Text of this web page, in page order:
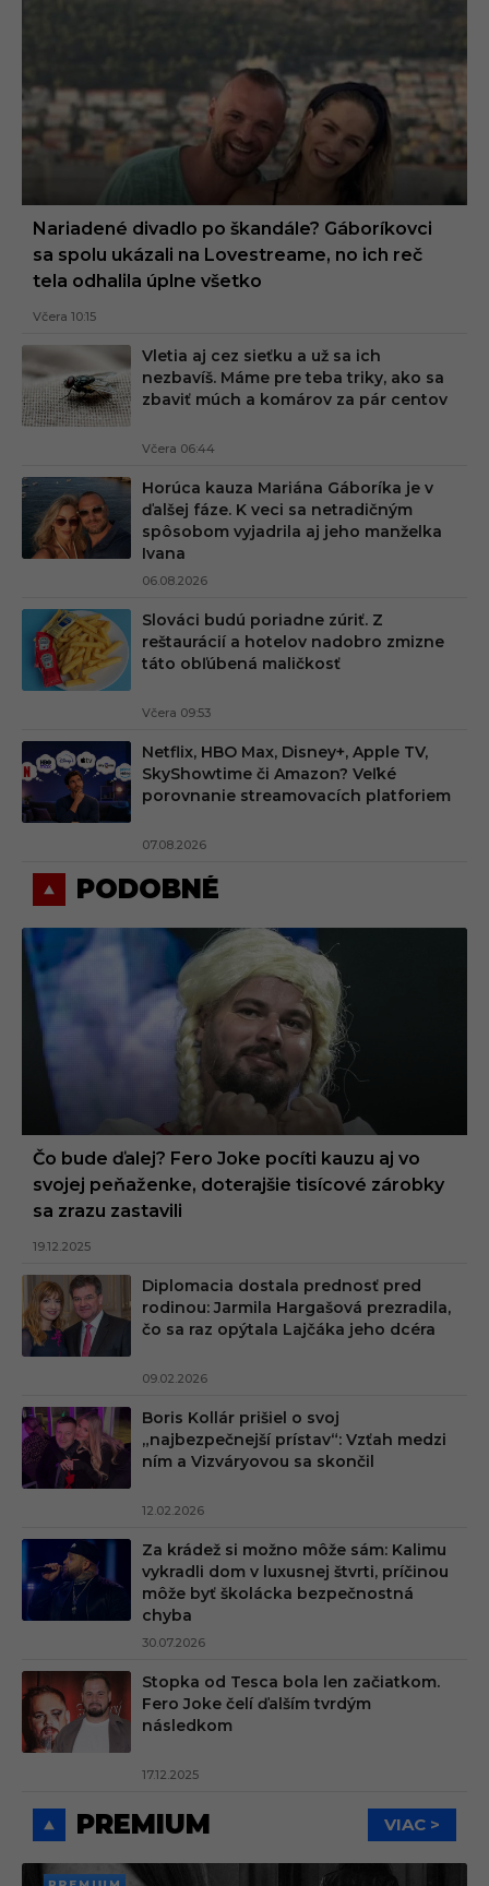
Nariadené divadlo po škandále? Gáboríkovci
sa spolu ukázali na Lovestreame, no ich reč
tela odhalila úplne všetko
Včera 10:15
Vletia aj cez sieťku a už sa ich
nezbavíš. Máme pre teba triky, ako sa
zbaviť múch a komárov za pár centov
Včera 06:44
Horúca kauza Mariána Gáboríka je v
ďalšej fáze. K veci sa netradičným
spôsobom vyjadrila aj jeho manželka
Ivana
06.08.2026
Slováci budú poriadne zúriť. Z
reštaurácií a hotelov nadobro zmizne
táto obľúbená maličkosť
Včera 09:53
Netflix, HBO Max, Disney+, Apple TV,
SkyShowtime či Amazon? Veľké
porovnanie streamovacích platforiem
07.08.2026
PODOBNÉ
Čo bude ďalej? Fero Joke pocíti kauzu aj vo
svojej peňaženke, doterajšie tisícové zárobky
sa zrazu zastavili
19.12.2025
Diplomacia dostala prednosť pred
rodinou: Jarmila Hargašová prezradila,
čo sa raz opýtala Lajčáka jeho dcéra
09.02.2026
Boris Kollár prišiel o svoj
„najbezpečnejší prístav“: Vzťah medzi
ním a Vizváryovou sa skončil
12.02.2026
Za krádež si možno môže sám: Kalimu
vykradli dom v luxusnej štvrti, príčinou
môže byť školácka bezpečnostná
chyba
30.07.2026
Stopka od Tesca bola len začiatkom.
Fero Joke čelí ďalším tvrdým
následkom
17.12.2025
PREMIUM VIAC >